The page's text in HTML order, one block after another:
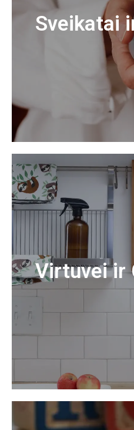
Sveikatai
Virtuvei ir